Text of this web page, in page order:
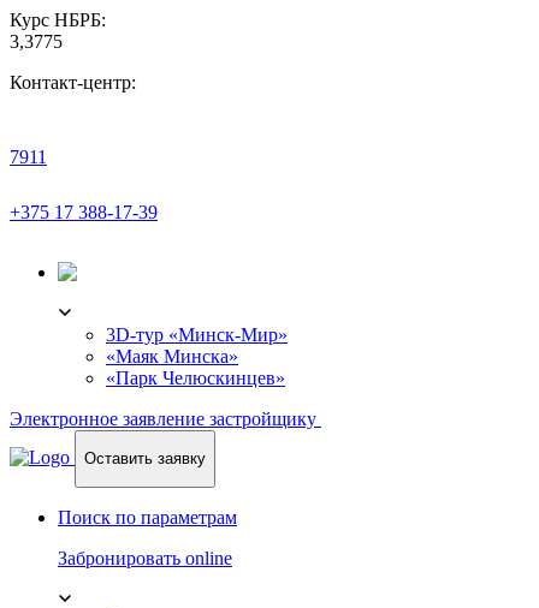
Курс НБРБ:
3,3775
Контакт-центр:
7911
+375 17 388-17-39
3D-тур «Минск-Мир»
«Маяк Минска»
«Парк Челюскинцев»
Электронное заявление застройщику
Оставить заявку
Поиск по параметрам
Забронировать online